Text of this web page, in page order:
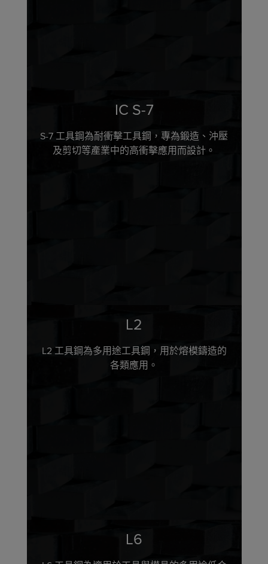
IC S-7
S-7 工具鋼為耐衝擊工具鋼，專為鍛造、沖壓
及剪切等產業中的高衝擊應用而設計。
L2
L2 工具鋼為多用途工具鋼，用於熔模鑄造的
各類應用。
L6